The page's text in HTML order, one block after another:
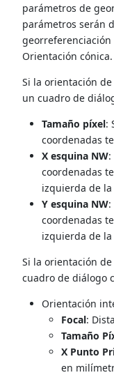
parámetros de
parámetros serán
Orientación cónica.
Si la orientación
un cuadro de
Tamaño píxel:
coordenadas
X esquina NW:
coordenadas
izquierda de
Y esquina NW:
coordenadas
izquierda de
Si la orientación
cuadro de diálogo
Orientación
Focal:
Tamaño
X Punto
en